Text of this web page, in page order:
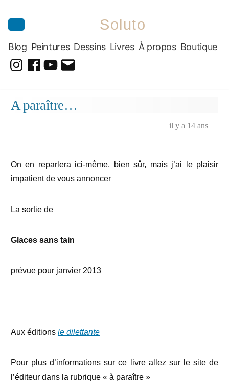
Soluto
Blog Peintures Dessins Livres À propos Boutique
Dessins
A paraître…
il y a 14 ans
On en reparlera ici-même, bien sûr, mais j’ai le plaisir
impatient de vous annoncer
La sortie de
Glaces sans tain
prévue pour janvier 2013
Aux éditions le dilettante
Pour plus d’informations sur ce livre allez sur le site de
l’éditeur dans la rubrique « à paraître »